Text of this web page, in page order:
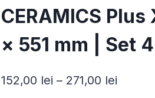
CERAMICS
× 551 mm | Set
152,00 lei – 271,00 leiInterval